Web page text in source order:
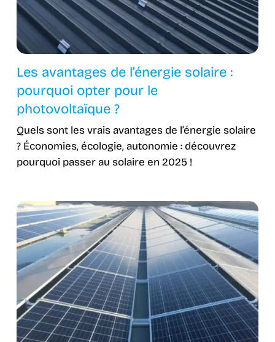
Les avantages de l’énergie solaire :
pourquoi opter pour le
photovoltaïque ?
Quels sont les vrais avantages de l’énergie solaire
? Économies, écologie, autonomie : découvrez
pourquoi passer au solaire en 2025 !